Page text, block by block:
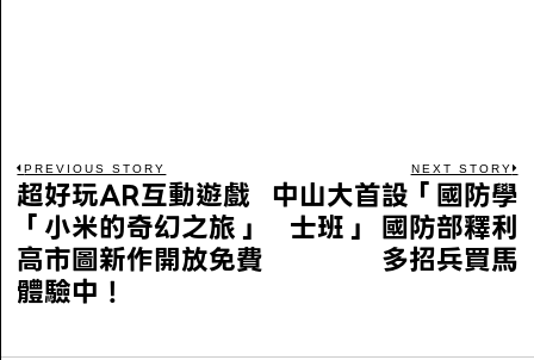
PREVIOUS STORY
超好玩AR互動遊戲
「小米的奇幻之旅」
高市圖新作開放免費
體驗中！
NEXT STORY
中山大首設「國防學
士班」 國防部釋利
多招兵買馬